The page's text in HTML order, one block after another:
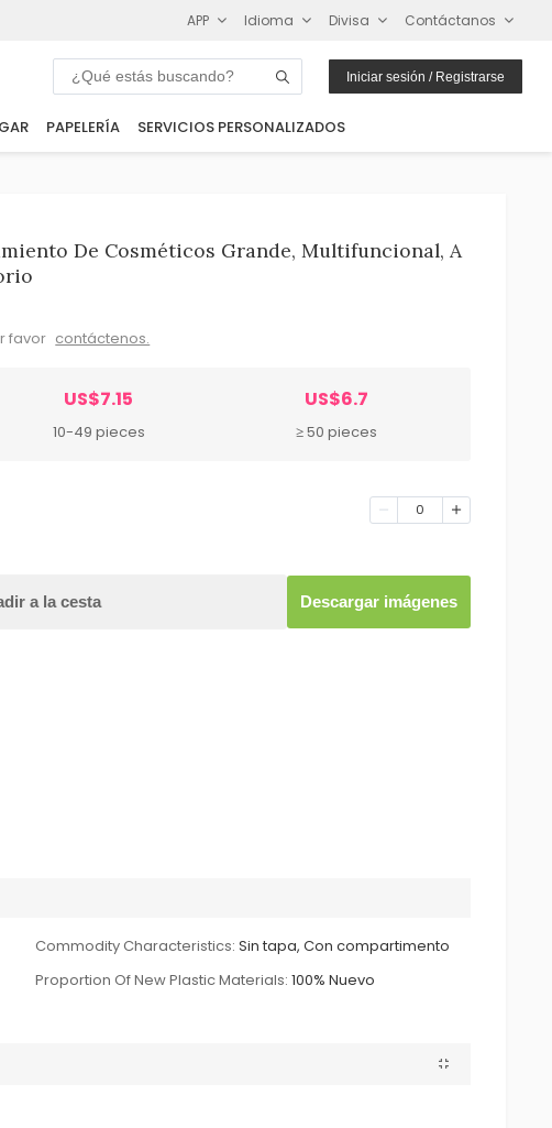
APP Idioma Divisa Contáctanos
Iniciar sesión / Registrarse
PAPELERÍA SERVICIOS PERSONALIZADOS
De Cosméticos Grande, Multifuncional, A
favor contáctenos.
US$7.15
10-49 pieces
US$6.7
≥ 50 pieces
0
a la cesta Descargar imágenes
Commodity Characteristics: Sin tapa, Con compartimento
Proportion Of New Plastic Materials: 100% Nuevo